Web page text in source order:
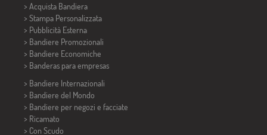
> Acquista Bandiera
> Stampa Personalizzata
> Pubblicità Esterna
> Bandiere Promozionali
> Bandiere Economiche
> Banderas para empresas
> Bandiere Internazionali
> Bandiere del Mondo
> Bandiere per negozi e facciate
> Ricamato
> Con Scudo